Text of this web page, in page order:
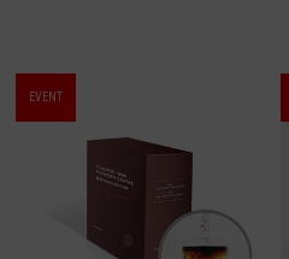
EVENT